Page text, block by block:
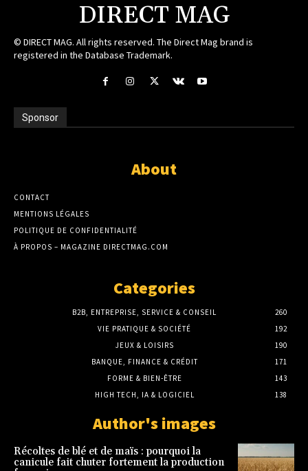
DIRECT MAG
© DIRECT MAG. All rights reserved. The Direct Mag brand is
registered in the Database Trademark.
Sponsor
About
CONTACT
MENTIONS LÉGALES
POLITIQUE DE CONFIDENTIALITÉ
À PROPOS – MAGAZINE DIRECTMAG.COM
Categories
B2B, ENTREPRISE, SERVICE & CONSEIL
260
VIE PRATIQUE & SOCIÉTÉ
192
JEUX & LOISIRS
190
BANQUE, FINANCE & CRÉDIT
171
FORME & BIEN-ÊTRE
143
HIGH TECH, IA & LOGICIEL
138
Author's images
Récoltes de blé et de maïs : pourquoi la
canicule fait chuter fortement la production